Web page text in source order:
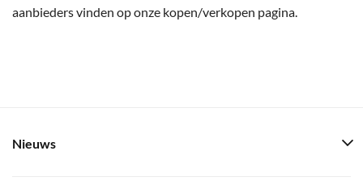
aanbieders vinden op onze kopen/verkopen pagina.
Nieuws